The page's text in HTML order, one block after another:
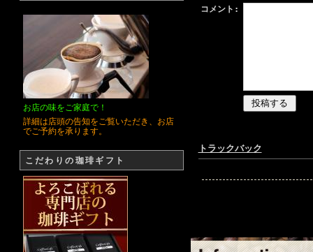
お店の味をご家庭で！
詳細は店頭の告知をご覧いただき、お店
でご予約を承ります。
こだわりの珈琲ギフト
コメント:
トラックバック